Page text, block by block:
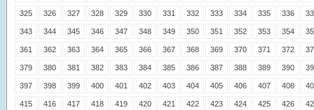
325 326 327 328 329 330 331 332 333 334 335 336
343 344 345 346 347 348 349 350 351 352 353 354
361 362 363 364 365 366 367 368 369 370 371 372
379 380 381 382 383 384 385 386 387 388 389 390
397 398 399 400 401 402 403 404 405 406 407 408
415 416 417 418 419 420 421 422 423 424 425 426